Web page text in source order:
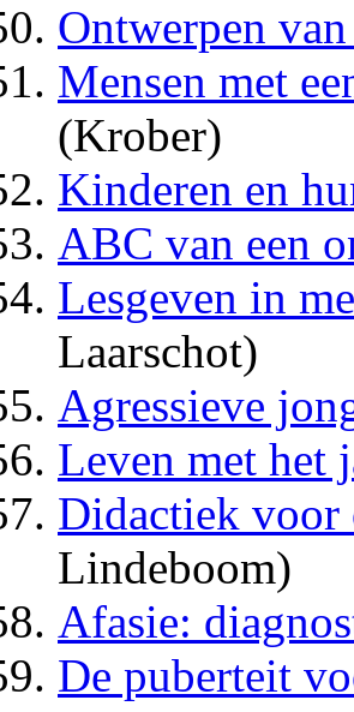
Ontwerpen
Mensen met
(Krober)
Kinderen en
ABC van een
Lesgeven in
Laarschot)
Agressieve
Leven met het
Didactiek voor
Lindeboom)
Afasie:
De puberteit